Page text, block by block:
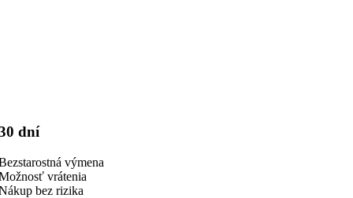
dní
výmena
vrátenia
bez rizika